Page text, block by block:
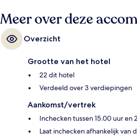
Meer over deze
Overzicht
Grootte van het hotel
22 dit hotel
Verdeeld over 3 verdiepingen
Aankomst/vertrek
Inchecken tussen 15.00 uur en
Laat inchecken afhankelijk van